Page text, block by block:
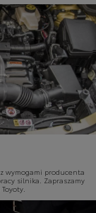
wymogami producenta
silnika. Zapraszamy